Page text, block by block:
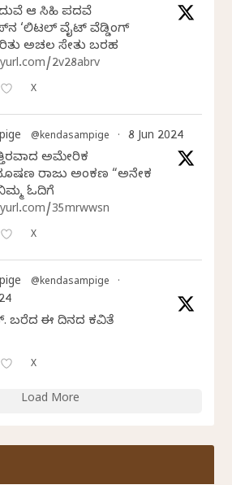
ಆ ಸಿಹಿ ಪದವೆ
‘ಲಿಟಲ್ ವೈಟ್ ವೆಡ್ಡಿಂಗ್
ಅಚಲ ಸೇತು ಬರಹ
2v28abrv
X
@kendasampige · 8 Jun 2024
ಅಮೇರಿಕ
ರಾಜು ಅಂಕಣ “ಅನೇಕ
ಓದಿಗೆ
35mrwwsn
X
@kendasampige ·
ಬರೆದ ಈ ದಿನದ ಕವಿತೆ
X
Load More